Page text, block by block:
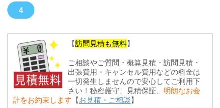
４
【訪問見積も無料】
ご相談やご質問・概算見積・訪問見積・
出張費用・キャンセル費用などの料金は
一切発生しませんので安心してご利用下
さい！秘密厳守、見積保証、 明朗なお会
計をお約束します 【お見積・ご相談】